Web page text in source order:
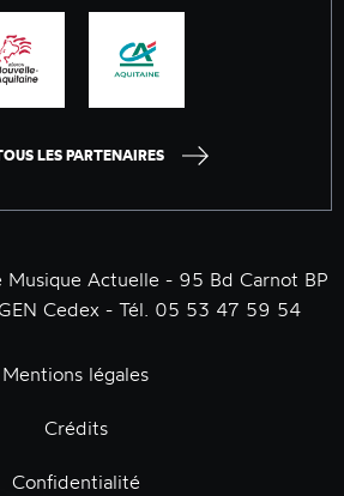
LES PARTENAIRES
Musique Actuelle - 95 Bd Carnot BP
Cedex - Tél. 05 53 47 59 54
Mentions légales
Crédits
Confidentialité